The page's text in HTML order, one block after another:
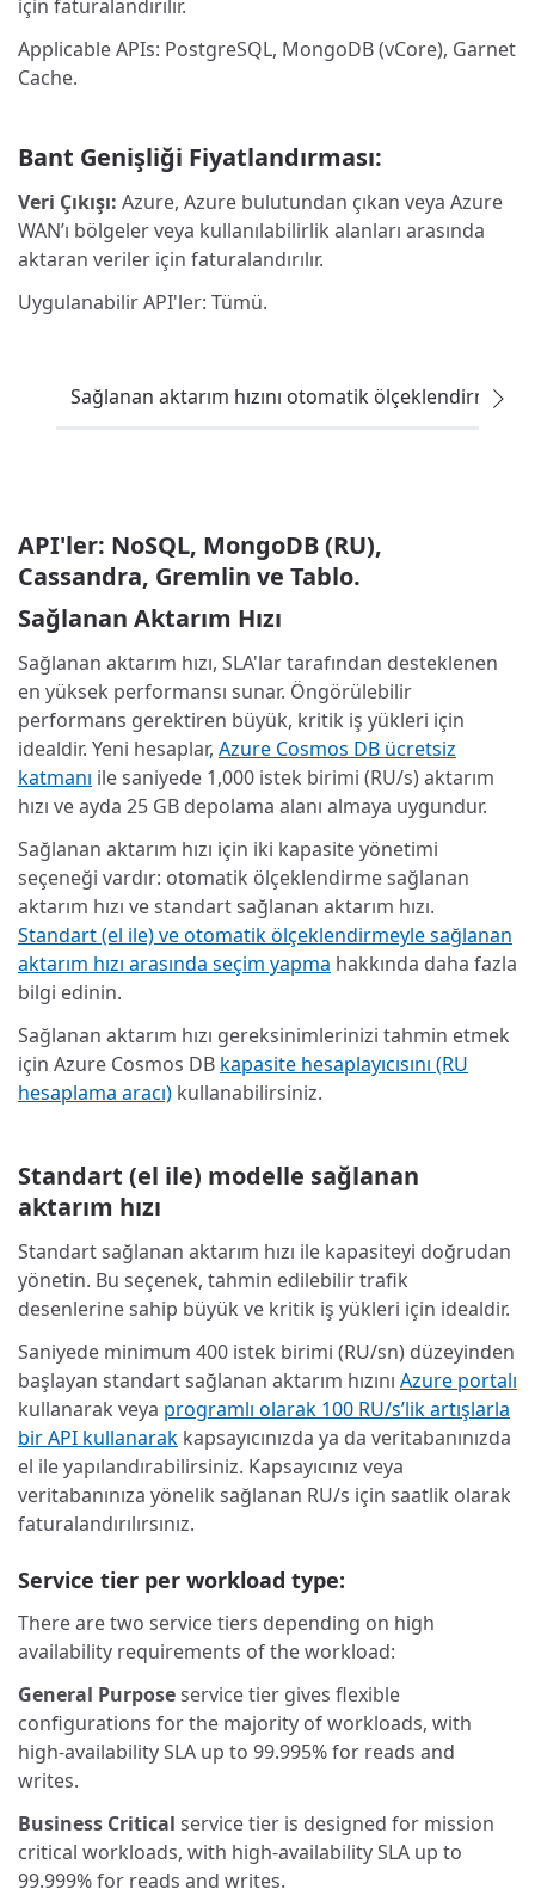
için faturalandırılır.
Applicable APIs: PostgreSQL, MongoDB (vCore), Garnet
Cache.
Bant Genişliği Fiyatlandırması:
Veri Çıkışı: Azure, Azure bulutundan çıkan veya Azure
WAN’ı bölgeler veya kullanılabilirlik alanları arasında
aktaran veriler için faturalandırılır.
Uygulanabilir API'ler: Tümü.
Sağlanan aktarım hızını otomatik ölçeklendirme
API'ler: NoSQL, MongoDB (RU),
Cassandra, Gremlin ve Tablo.
Sağlanan Aktarım Hızı
Sağlanan aktarım hızı, SLA'lar tarafından desteklenen
en yüksek performansı sunar. Öngörülebilir
performans gerektiren büyük, kritik iş yükleri için
idealdir. Yeni hesaplar, Azure Cosmos DB ücretsiz
katmanı ile saniyede 1,000 istek birimi (RU/s) aktarım
hızı ve ayda 25 GB depolama alanı almaya uygundur.
Sağlanan aktarım hızı için iki kapasite yönetimi
seçeneği vardır: otomatik ölçeklendirme sağlanan
aktarım hızı ve standart sağlanan aktarım hızı.
Standart (el ile) ve otomatik ölçeklendirmeyle sağlanan
aktarım hızı arasında seçim yapma hakkında daha fazla
bilgi edinin.
Sağlanan aktarım hızı gereksinimlerinizi tahmin etmek
için Azure Cosmos DB kapasite hesaplayıcısını (RU
hesaplama aracı) kullanabilirsiniz.
Standart (el ile) modelle sağlanan
aktarım hızı
Standart sağlanan aktarım hızı ile kapasiteyi doğrudan
yönetin. Bu seçenek, tahmin edilebilir trafik
desenlerine sahip büyük ve kritik iş yükleri için idealdir.
Saniyede minimum 400 istek birimi (RU/sn) düzeyinden
başlayan standart sağlanan aktarım hızını Azure portalı
kullanarak veya programlı olarak 100 RU/s’lik artışlarla
bir API kullanarak kapsayıcınızda ya da veritabanınızda
el ile yapılandırabilirsiniz. Kapsayıcınız veya
veritabanınıza yönelik sağlanan RU/s için saatlik olarak
faturalandırılırsınız.
Service tier per workload type:
There are two service tiers depending on high
availability requirements of the workload:
General Purposeservice tier gives flexible
configurations for the majority of workloads, with
high-availability SLA up to 99.995% for reads and
writes.
Business Critical service tier is designed for mission
critical workloads, with high-availability SLA up to
99.999% for reads and writes.